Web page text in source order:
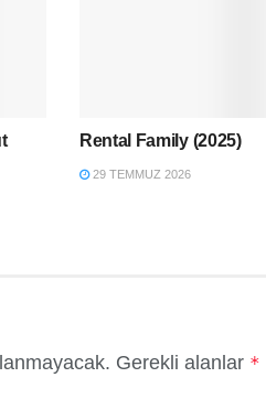
Rental Family (2025)
29 TEMMUZ 2026
Gerekli alanlar *